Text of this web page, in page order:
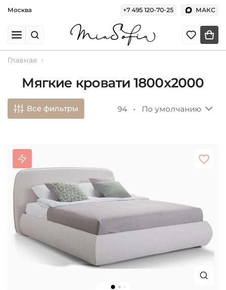
Москва +7 495 120-70-25 МАКС
Главная
Мягкие кровати 1800х2000
Все фильтры 94 • По умолчанию